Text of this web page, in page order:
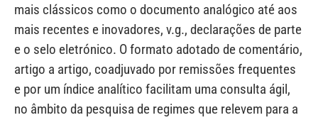
mais clássicos como o documento analógico até aos
mais recentes e inovadores, v.g., declarações de parte
e o selo eletrónico. O formato adotado de comentário,
artigo a artigo, coadjuvado por remissões frequentes
e por um índice analítico facilitam uma consulta ágil,
no âmbito da pesquisa de regimes que relevem para a